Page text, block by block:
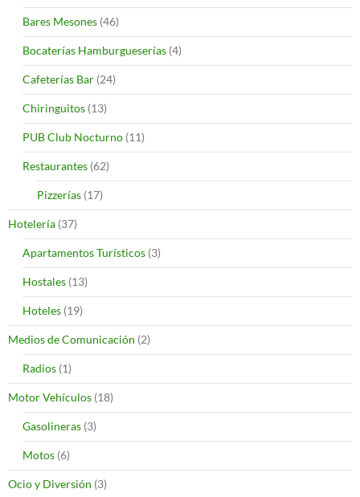
Bares Mesones (46)
Bocaterías Hamburgueserías (4)
Cafeterías Bar (24)
Chiringuitos (13)
PUB Club Nocturno (11)
Restaurantes (62)
Pizzerías (17)
Hotelería (37)
Apartamentos Turísticos (3)
Hostales (13)
Hoteles (19)
Medios de Comunicación (2)
Radios (1)
Motor Vehículos (18)
Gasolineras (3)
Motos (6)
Ocio y Diversión (3)